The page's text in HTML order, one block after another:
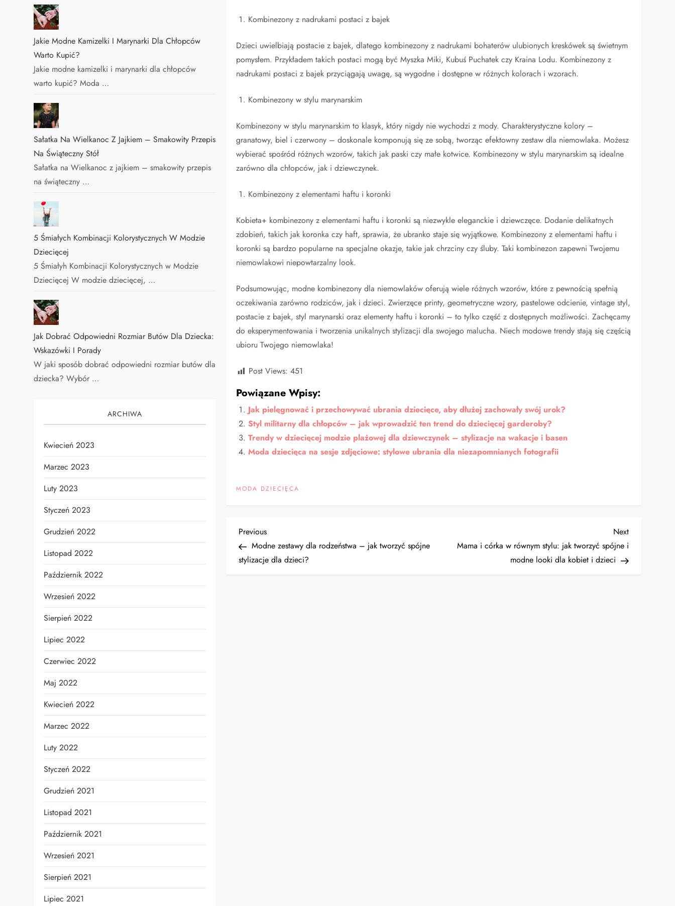
Kombinezony z nadrukami postaci z bajek
Dzieci uwielbiają postacie z bajek, dlatego kombinezony z nadrukami bohaterów ulubionych kreskówek są świetnym
pomysłem. Przykładem takich postaci mogą być Myszka Miki, Kubuś Puchatek czy Kraina Lodu. Kombinezony z
nadrukami postaci z bajek przyciągają uwagę, są wygodne i dostępne w różnych kolorach i wzorach.
Kombinezony w stylu marynarskim
Kombinezony w stylu marynarskim to klasyk, który nigdy nie wychodzi z mody. Charakterystyczne kolory –
granatowy, biel i czerwony – doskonale komponują się ze sobą, tworząc efektowny zestaw dla niemowlaka. Możesz
wybierać spośród różnych wzorów, takich jak paski czy małe kotwice. Kombinezony w stylu marynarskim są idealne
zarówno dla chłopców, jak i dziewczynek.
Kombinezony z elementami haftu i koronki
Kobieta+ kombinezony z elementami haftu i koronki są niezwykle eleganckie i dziewczęce. Dodanie delikatnych
zdobień, takich jak koronka czy haft, sprawia, że ubranko staje się wyjątkowe. Kombinezony z elementami haftu i
koronki są bardzo popularne na specjalne okazje, takie jak chrzciny czy śluby. Taki kombinezon zapewni Twojemu
niemowlakowi niepowtarzalny look.
Podsumowując, modne kombinezony dla niemowlaków oferują wiele różnych wzorów, które z pewnością spełnią
oczekiwania zarówno rodziców, jak i dzieci. Zwierzęce printy, geometryczne wzory, pastelowe odcienie, vintage styl,
postacie z bajek, styl marynarski oraz elementy haftu i koronki – to tylko część z dostępnych możliwości. Zachęcamy
do eksperymentowania i tworzenia unikalnych stylizacji dla swojego malucha. Niech modowe trendy stają się częścią
ubioru Twojego niemowlaka!
Post Views: 451
Powiązane Wpisy:
Jak pielęgnować i przechowywać ubrania dziecięce, aby dłużej zachowały swój urok?
Styl militarny dla chłopców – jak wprowadzić ten trend do dziecięcej garderoby?
Trendy w dziecięcej modzie plażowej dla dziewczynek – stylizacje na wakacje i basen
Moda dziecięca na sesje zdjęciowe: stylowe ubrania dla niezapomnianych fotografii
MODA DZIECIĘCA
N
a
Previous
Post
Previous
Modne zestawy dla rodzeństwa – jak tworzyć spójne
stylizacje dla dzieci?
Next
Post
Next
Mama i córka w równym stylu: jak tworzyć spójne i
modne looki dla kobiet i dzieci
Jakie Modne Kamizelki I Marynarki Dla Chłopców
Warto Kupić?
Jakie modne kamizelki i marynarki dla chłopców
warto kupić? Moda …
Sałatka Na Wielkanoc Z Jajkiem – Smakowity Przepis
Na Świąteczny Stół
Sałatka na Wielkanoc z jajkiem – smakowity przepis
na świąteczny …
5 Śmiałych Kombinacji Kolorystycznych W Modzie
Dziecięcej
5 Śmiałyh Kombinacji Kolorystycznych w Modzie
Dziecięcej W modzie dziecięcej, …
Jak Dobrać Odpowiedni Rozmiar Butów Dla Dziecka:
Wskazówki I Porady
W jaki sposób dobrać odpowiedni rozmiar butów dla
dziecka? Wybór …
ARCHIWA
Kwiecień 2023
Marzec 2023
Luty 2023
Styczeń 2023
Grudzień 2022
Listopad 2022
Październik 2022
Wrzesień 2022
Sierpień 2022
Lipiec 2022
Czerwiec 2022
Maj 2022
Kwiecień 2022
Marzec 2022
Luty 2022
Styczeń 2022
Grudzień 2021
Listopad 2021
Październik 2021
Wrzesień 2021
Sierpień 2021
Lipiec 2021